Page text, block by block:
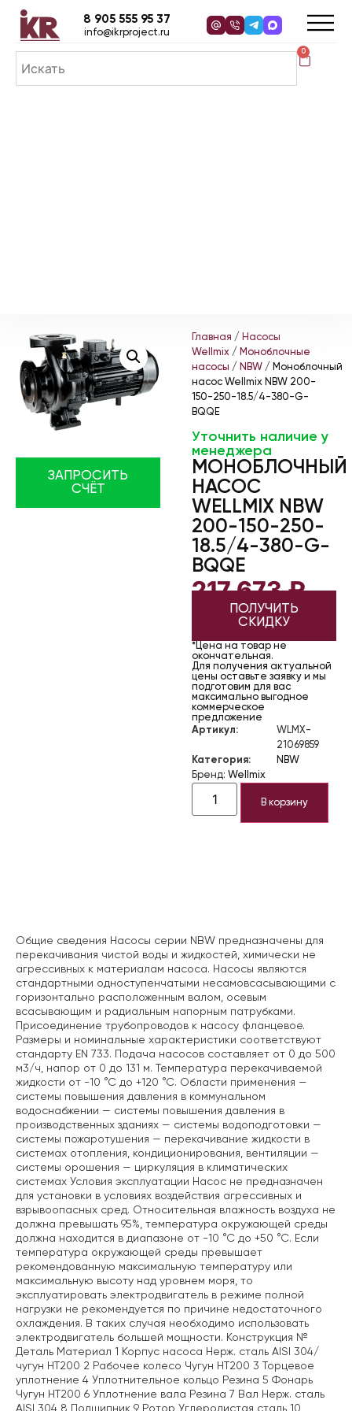
0
8 905 555 95 37
info@ikrproject.ru
ЗАПРОСИТЬ
СЧЁТ
Главная / Насосы
Wellmix / Моноблочные
насосы / NBW / Моноблочный
насос Wellmix NBW 200-
150-250-18.5/4-380-G-
BQQE
Уточнить наличие у
менеджера
МОНОБЛОЧНЫЙ
НАСОС
WELLMIX NBW
200-150-250-
18.5/4-380-G-
BQQE
217 673₽
ПОЛУЧИТЬ
СКИДКУ
*Цена на товар не
окончательная.
Для получения актуальной
цены оставьте заявку и мы
подготовим для вас
максимально выгодное
коммерческое
предложение
Артикул:
WLMX-
21069859
Категория:
NBW
Бренд: Wellmix
В корзину
Общие сведения Насосы серии NBW предназначены для
перекачивания чистой воды и жидкостей, химически не
агрессивных к материалам насоса. Насосы являются
стандартными одноступенчатыми несамовсасывающими с
горизонтально расположенным валом, осевым
всасывающим и радиальным напорным патрубками.
Присоединение трубопроводов к насосу фланцевое.
Размеры и номинальные характеристики соответствуют
стандарту EN 733. Подача насосов составляет от 0 до 500
м3/ч, напор от 0 до 131 м. Температура перекачиваемой
жидкости от -10 °С до +120 °С. Области применения —
системы повышения давления в коммунальном
водоснабжении — системы повышения давления в
производственных зданиях — системы водоподготовки —
системы пожаротушения — перекачивание жидкости в
системах отопления, кондиционирования, вентиляции —
системы орошения — циркуляция в климатических
системах Условия эксплуатации Насос не предназначен
для установки в условиях воздействия агрессивных и
взрывоопасных сред. Относительная влажность воздуха не
должна превышать 95%, температура окружающей среды
должна находится в диапазоне от -10 °С до +50 °С. Если
температура окружающей среды превышает
рекомендованную максимальную температуру или
максимальную высоту над уровнем моря, то
эксплуатировать электродвигатель в режиме полной
нагрузки не рекомендуется по причине недостаточного
охлаждения. В таких случая необходимо использовать
электродвигатель большей мощности. Конструкция №
Деталь Материал 1 Корпус насоса Нерж. сталь AISI 304/
чугун НТ200 2 Рабочее колесо Чугун НТ200 3 Торцевое
уплотнение 4 Уплотнительное кольцо Резина 5 Фонарь
Чугун НТ200 6 Уплотнение вала Резина 7 Вал Нерж. сталь